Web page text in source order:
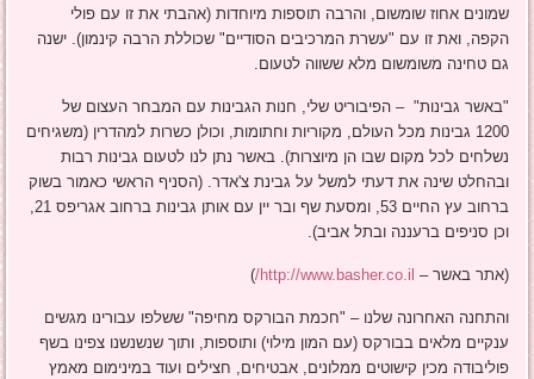
שמונים אחוז שומשום, והרבה תוספות מיוחדות (אהבתי את זו עם פולי
הקפה, ואת זו עם "עשרת המרכיבים הסודיים" שכוללת הרבה קינמון). ישנה
גם טחינה משומשום מלא ששווה לטעום.
"באשר גבינות" – הפיבוריט שלי, חנות הגבינות עם המבחר העצום של
1200 גבינות מכל העולם, מקוריות וחתומות, וכולן כשרות למהדרין (משגיחים
נשלחים לכל מקום שבו הן מיוצרות). באשר נתן לנו לטעום גבינות רבות
ובהחלט שינה את דעתי למשל על גבינת צ'אדר. (הסניף הראשי כאמור בשוק
ברחוב עץ החיים 53, ומסעת שף ובר יין עם אותן גבינות ברחוב אגריפס 21,
וכן סניפים ברעננה ובתל אביב).
(אתר באשר – http://www.basher.co.il/
)
והתחנה האחרונה שלנו – "חכמת הבורקס מחיפה" ששלפו עבורינו מגשים
ענקיים מלאים בבורקס (עם המון מילוי) ותוספות, ותוך שנשנשנו צפינו בשף
פוליבודה מכין קישוטים ממלונים, אבטיחים, חצילים ועוד במינימום מאמץ